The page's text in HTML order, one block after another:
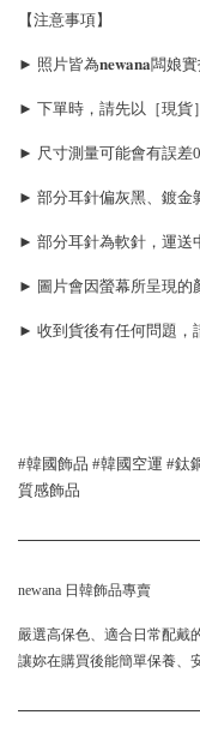
【注意事項】
► 照片皆為𝐧𝐞𝐰𝐚𝐧𝐚闆娘實
► 下單時，請先以［現貨
► 尺寸測量可能會有誤差
► 部分耳針偏灰黑、鍍金
► 部分耳針為軟針，運送
► 圖片會因螢幕所呈現的
► 收到貨後有任何問題，
#韓國飾品 #韓國空運 #鈦
質感飾品
newana 日韓飾品專賣
嚴選高保色、適合日常配戴
讓妳在購買後能簡單保養、